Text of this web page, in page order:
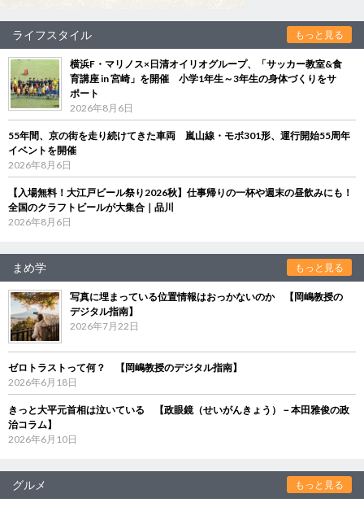
ライフスタイル もっと見る
横浜F・マリノス×日清オイリオグループ、「サッカー教室&食
育講座 in 宮崎」を開催 小学1年生～3年生の身体づくりをサ
ポート
2026年8月6日
55年間、京の街を走り続けてきた車両 嵐山線・モボ301形、運行開始55周年
イベントを開催
2026年8月6日
【入場無料！大江戸ビール祭り2026秋】仕事帰りの一杯や週末の昼飲みにも！
全国のクラフトビールが大集合｜品川
2026年8月6日
まめ学 もっと見る
写真に埋まっている位置情報はおっかないのか 【岡嶋教授の
デジタル指南】
2026年7月22日
ゼロトラストって何？ 【岡嶋教授のデジタル指南】
2026年6月18日
きっと大平元首相は泣いている 【政眼鏡（せいがんきょう）－本田雅俊の政
治コラム】
2026年6月10日
グルメ もっと見る